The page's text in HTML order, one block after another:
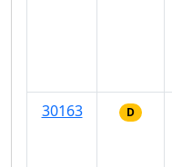
30163
D